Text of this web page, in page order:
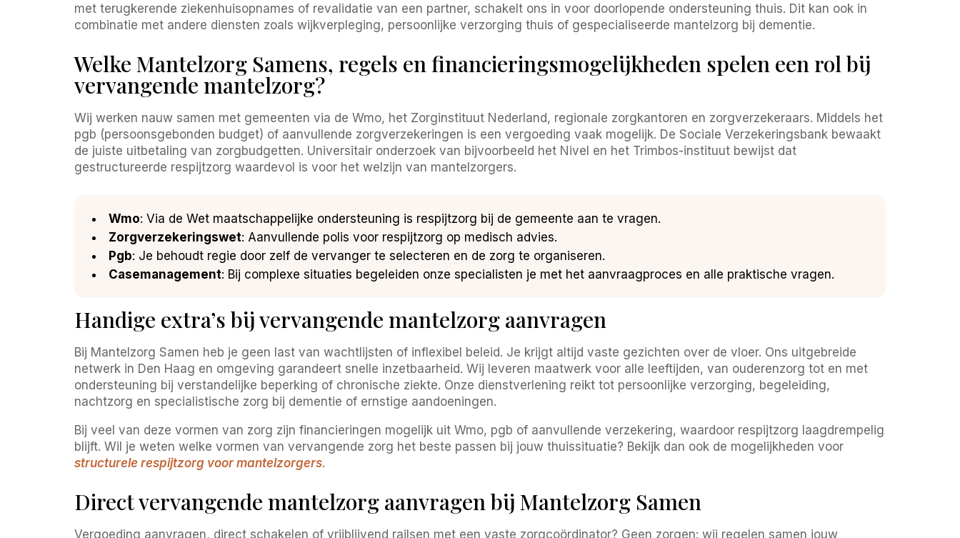
met terugkerende ziekenhuisopnames of revalidatie van een partner, schakelt ons in voor doorlopende ondersteuning thuis. Dit kan ook in
combinatie met andere diensten zoals wijkverpleging, persoonlijke verzorging thuis of gespecialiseerde mantelzorg bij dementie.
Welke Mantelzorg Samens, regels en financieringsmogelijkheden spelen een rol bij
vervangende mantelzorg?
Wij werken nauw samen met gemeenten via de Wmo, het Zorginstituut Nederland, regionale zorgkantoren en zorgverzekeraars. Middels het
pgb (persoonsgebonden budget) of aanvullende zorgverzekeringen is een vergoeding vaak mogelijk. De Sociale Verzekeringsbank bewaakt
de juiste uitbetaling van zorgbudgetten. Universitair onderzoek van bijvoorbeeld het Nivel en het Trimbos-instituut bewijst dat
gestructureerde respijtzorg waardevol is voor het welzijn van mantelzorgers.
Wmo: Via de Wet maatschappelijke ondersteuning is respijtzorg bij de gemeente aan te vragen.
Zorgverzekeringswet: Aanvullende polis voor respijtzorg op medisch advies.
Pgb: Je behoudt regie door zelf de vervanger te selecteren en de zorg te organiseren.
Casemanagement: Bij complexe situaties begeleiden onze specialisten je met het aanvraagproces en alle praktische vragen.
Handige extra’s bij vervangende mantelzorg aanvragen
Bij Mantelzorg Samen heb je geen last van wachtlijsten of inflexibel beleid. Je krijgt altijd vaste gezichten over de vloer. Ons uitgebreide
netwerk in Den Haag en omgeving garandeert snelle inzetbaarheid. Wij leveren maatwerk voor alle leeftijden, van ouderenzorg tot en met
ondersteuning bij verstandelijke beperking of chronische ziekte. Onze dienstverlening reikt tot persoonlijke verzorging, begeleiding,
nachtzorg en specialistische zorg bij dementie of ernstige aandoeningen.
Bij veel van deze vormen van zorg zijn financieringen mogelijk uit Wmo, pgb of aanvullende verzekering, waardoor respijtzorg laagdrempelig
blijft. Wil je weten welke vormen van vervangende zorg het beste passen bij jouw thuissituatie? Bekijk dan ook de mogelijkheden voor
structurele respijtzorg voor mantelzorgers.
Direct vervangende mantelzorg aanvragen bij Mantelzorg Samen
Vergoeding aanvragen, direct schakelen of vrijblijvend railsen met een vaste zorgcoördinator? Geen zorgen: wij regelen samen jouw